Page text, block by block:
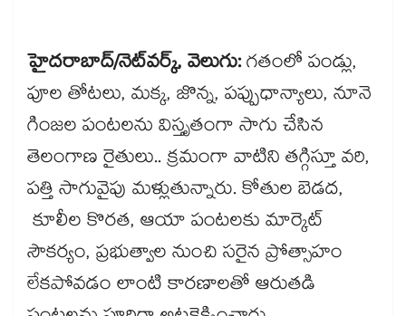
హైదరాబాద్/నెట్‌‌‌‌‌‌‌‌వర్క్‌‌‌‌‌‌‌‌, వెలుగు:గతంలో పండ్లు,
పూల తోటలు, మక్క, జొన్న, పప్పుధాన్యాలు, నూనె
గింజల పంటలను విస్తృతంగా సాగు చేసిన
తెలంగాణ రైతులు.. క్రమంగా వాటిని తగ్గిస్తూ వరి,
పత్తి సాగువైపు మళ్లుతున్నారు. కోతుల బెడద,
కూలీల కొరత, ఆయా పంటలకు మార్కెట్‌‌‌‌‌‌‌‌
సౌకర్యం, ప్రభుత్వాల నుంచి సరైన ప్రోత్సాహం
లేకపోవడం లాంటి కారణాలతో ఆరుతడి